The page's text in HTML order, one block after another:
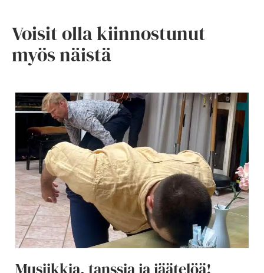
Voisit olla kiinnostunut
myös näistä